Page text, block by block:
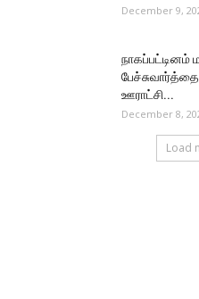
December 9,
நாகப்பட்டினம்
பேச்சுவார்த்தை
ஊராட்சி...
December 8,
Load